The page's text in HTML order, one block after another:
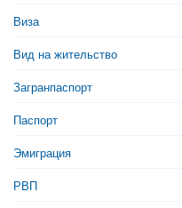
Виза
Вид на жительство
Загранпаспорт
Паспорт
Эмиграция
РВП